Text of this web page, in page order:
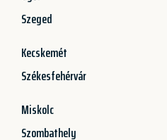
Szeged
Kecskemét
Székesfehérvár
Miskolc
Szombathely